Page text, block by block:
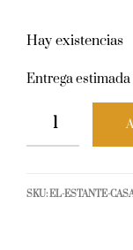
Hay existencias
Entrega
SKU:EL-ESTANTE-